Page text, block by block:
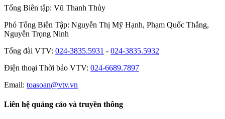
Tổng Biên tập: Vũ Thanh Thủy
Phó Tổng Biên Tập: Nguyễn Thị Mỹ Hạnh, Phạm Quốc Thắng,
Nguyễn Trọng Ninh
Tổng đài VTV: 024-3835.5931 - 024-3835.5932
Ðiện thoại Thời báo VTV: 024-6689.7897
Email: toasoan@vtv.vn
Liên hệ quảng cáo và truyền thông